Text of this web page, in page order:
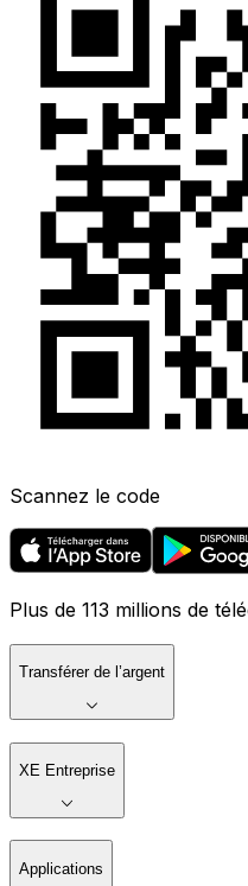
Scannez le code
Plus de 113 millions de
Transférer de l’argent
XE Entreprise
Applications